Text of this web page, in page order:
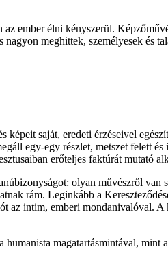
ember élni kényszerül.
meghittek, személyesek és
saját, eredeti érzéseivel
egy-egy részlet, metszet felett
erőteljes faktúrát mutató
olyan művészről
rám. Leginkább a
intim, emberi mondanivalóval.
magatartásmintával, mint